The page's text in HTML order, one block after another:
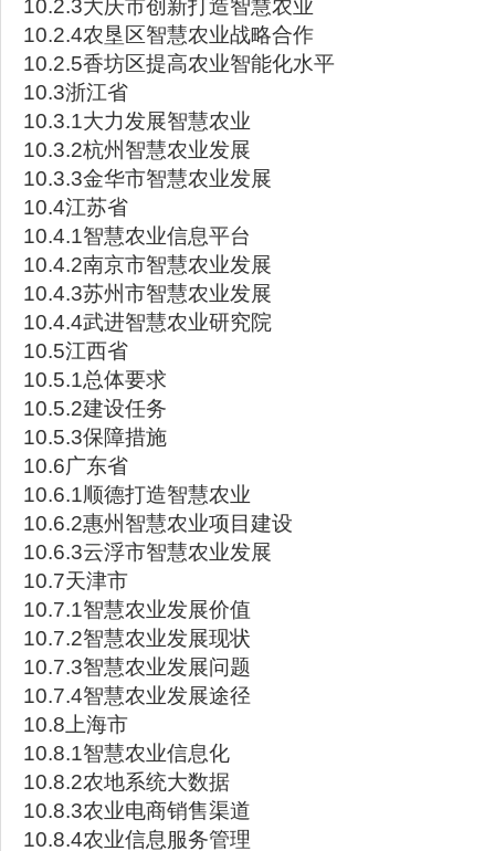
10.2.3大庆市创新打造智慧农业
10.2.4农垦区智慧农业战略合作
10.2.5香坊区提高农业智能化水平
10.3浙江省
10.3.1大力发展智慧农业
10.3.2杭州智慧农业发展
10.3.3金华市智慧农业发展
10.4江苏省
10.4.1智慧农业信息平台
10.4.2南京市智慧农业发展
10.4.3苏州市智慧农业发展
10.4.4武进智慧农业研究院
10.5江西省
10.5.1总体要求
10.5.2建设任务
10.5.3保障措施
10.6广东省
10.6.1顺德打造智慧农业
10.6.2惠州智慧农业项目建设
10.6.3云浮市智慧农业发展
10.7天津市
10.7.1智慧农业发展价值
10.7.2智慧农业发展现状
10.7.3智慧农业发展问题
10.7.4智慧农业发展途径
10.8上海市
10.8.1智慧农业信息化
10.8.2农地系统大数据
10.8.3农业电商销售渠道
10.8.4农业信息服务管理